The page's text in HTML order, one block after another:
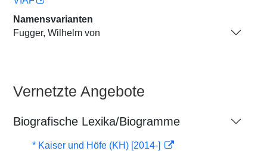
Namensvarianten
Fugger, Wilhelm von
Vernetzte Angebote
Biografische Lexika/Biogramme
* Kaiser und Höfe (KH) [2014-]